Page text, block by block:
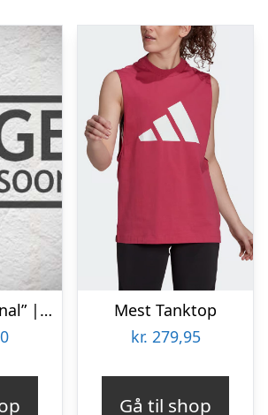
Tanktop “original” | 100% bomuld | Sort
Mest Tanktop
kr. 279,95
Gå til shop